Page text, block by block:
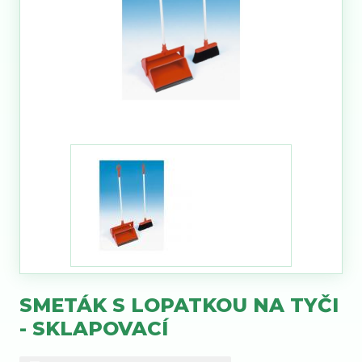
SMETÁK S LOPATKOU NA TYČI
- SKLAPOVACÍ